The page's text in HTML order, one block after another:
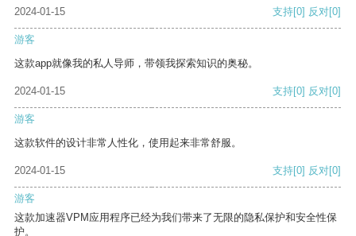
2024-01-15 支持[0] 反对[0]
游客
这款app就像我的私人导师，带领我探索知识的奥秘。
2024-01-15 支持[0] 反对[0]
游客
这款软件的设计非常人性化，使用起来非常舒服。
2024-01-15 支持[0] 反对[0]
游客
这款加速器VPM应用程序已经为我们带来了无限的隐私保护和安全性保
护。